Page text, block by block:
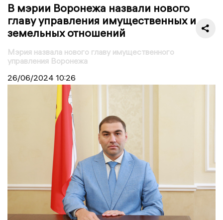
В мэрии Воронежа назвали нового
главу управления имущественных и
земельных отношений
Мэрия назвала нового главу имущественного
управления Воронежа
26/06/2024 10:26